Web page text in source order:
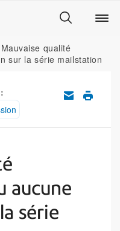
Mauvaise qualité
sur la série mailstation
aucune
série